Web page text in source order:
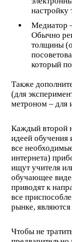
настройку
Медиатор
Обычно
толщины
который
Также
(для
метроном – для
Каждый второй
идеей обучения
все
интернета)
ищут учителя
обучающее
приводят к
все
рынке,
Чтобы не